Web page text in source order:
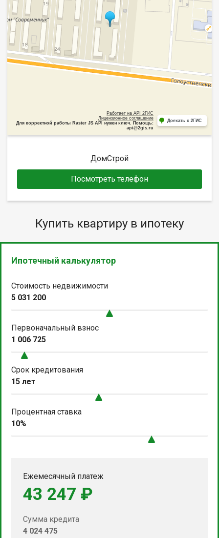
Работает на API 2ГИС
Лицензионное соглашение
Для корректной работы Raster JS API нужен ключ. Помощь:
api@2gis.ru
Доехать с 2ГИС
ДомСтрой
Посмотреть телефон
Купить квартиру в ипотеку
Ипотечный калькулятор
Стоимость недвижимости
5 031 200
Первоначальный взнос
1 006 725
Срок кредитования
15 лет
Процентная ставка
10%
Ежемесячный платеж
43 247 ₽
Сумма кредита
4 024 475